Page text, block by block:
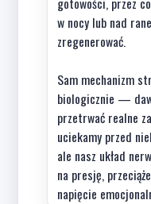
w nocy lub nad
zregenerować.
Sam mechanizm
biologicznie —
przetrwać realne
uciekamy przed
ale nasz układ
na presję,
napięcie